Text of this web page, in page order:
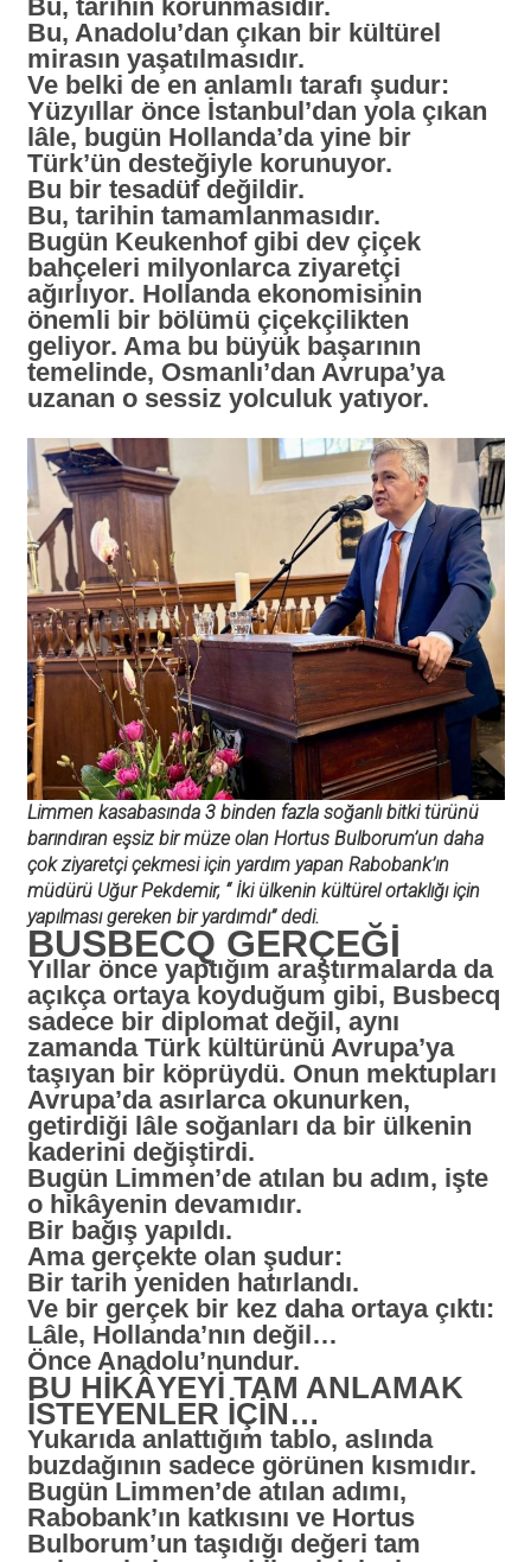
Bu, tarihin korunmasıdır.
Bu, Anadolu’dan çıkan bir kültürel
mirasın yaşatılmasıdır.
Ve belki de en anlamlı tarafı şudur:
Yüzyıllar önce İstanbul’dan yola çıkan
lâle, bugün Hollanda’da yine bir
Türk’ün desteğiyle korunuyor.
Bu bir tesadüf değildir.
Bu, tarihin tamamlanmasıdır.
Bugün Keukenhof gibi dev çiçek
bahçeleri milyonlarca ziyaretçi
ağırlıyor. Hollanda ekonomisinin
önemli bir bölümü çiçekçilikten
geliyor. Ama bu büyük başarının
temelinde, Osmanlı’dan Avrupa’ya
uzanan o sessiz yolculuk yatıyor.
Limmen kasabasında 3 binden fazla soğanlı bitki türünü
barındıran eşsiz bir müze olan Hortus Bulborum’un daha
çok ziyaretçi çekmesi için yardım yapan Rabobank’ın
müdürü Uğur Pekdemir, “ İki ülkenin kültürel ortaklığı için
yapılması gereken bir yardımdı” dedi.
BUSBECQ GERÇEĞİ
Yıllar önce yaptığım araştırmalarda da
açıkça ortaya koyduğum gibi, Busbecq
sadece bir diplomat değil, aynı
zamanda Türk kültürünü Avrupa’ya
taşıyan bir köprüydü. Onun mektupları
Avrupa’da asırlarca okunurken,
getirdiği lâle soğanları da bir ülkenin
kaderini değiştirdi.
Bugün Limmen’de atılan bu adım, işte
o hikâyenin devamıdır.
Bir bağış yapıldı.
Ama gerçekte olan şudur:
Bir tarih yeniden hatırlandı.
Ve bir gerçek bir kez daha ortaya çıktı:
Lâle, Hollanda’nın değil…
Önce Anadolu’nundur.
BU HİKÂYEYİ TAM ANLAMAK
İSTEYENLER İÇİN…
Yukarıda anlattığım tablo, aslında
buzdağının sadece görünen kısmıdır.
Bugün Limmen’de atılan adımı,
Rabobank’ın katkısını ve Hortus
Bulborum’un taşıdığı değeri tam